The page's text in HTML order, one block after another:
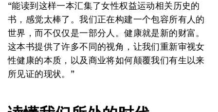
“能读到这样一本汇集了女性权益运动相关历史的
书，感觉太棒了。我们正在构建一个包容所有人的
世界，而不仅仅是一部分人。健康就是新的财富。
这本书提供了许多不同的视角，让我们重新审视女
性健康的本质，以及商业将如何颠覆我们有生以来
所见证的现状。”